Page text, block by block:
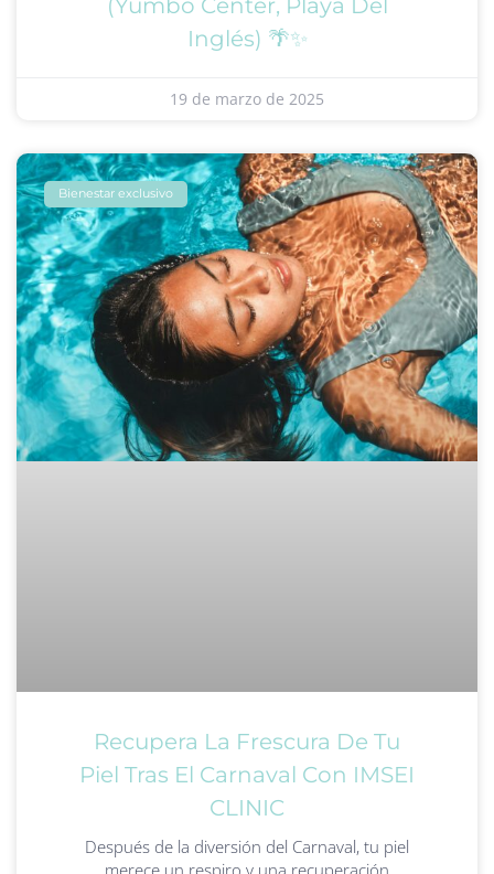
Inglés) 🌴✨
19 de marzo de 2025
Bienestar exclusivo
Recupera La Frescura De Tu
Piel Tras El Carnaval Con IMSEI
CLINIC
Después de la diversión del Carnaval, tu piel